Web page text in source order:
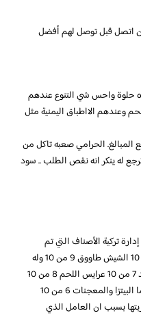
اتصل قبل توصل لهم أفضل
حلوة واحس شي التنوع عندهم
وعندهم الااطباق اليمنية مثل
الحرامي صعبه تاكل من
له ينكر انه نقص الطلب .. سود
تركية الأصناف التي تم
تجربتها هيا الكباب اللحم وتقيمي له 9 من 10 الشيش طاووق 9 من 10 وله
نكهه مميزه بهذا المكان بالتحديد البروستد 7 من 10 عرايس اللحم 8 من 10
اتمنى تقليل الزبدة الموضوعه بالعرايس اما البيتزا والمعجنات 6 من 10